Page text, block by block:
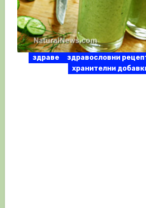
здраве здравословни
хранителни